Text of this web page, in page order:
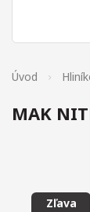
Úvod
MAK
Zľava